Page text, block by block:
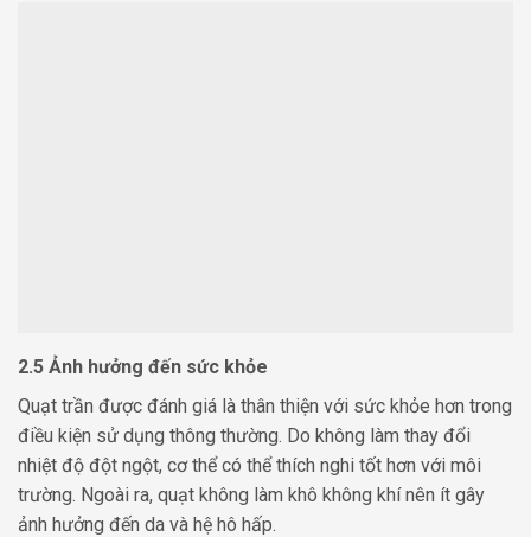
2.5 Ảnh hưởng đến sức khỏe
Quạt trần được đánh giá là thân thiện với sức khỏe hơn trong
điều kiện sử dụng thông thường. Do không làm thay đổi
nhiệt độ đột ngột, cơ thể có thể thích nghi tốt hơn với môi
trường. Ngoài ra, quạt không làm khô không khí nên ít gây
ảnh hưởng đến da và hệ hô hấp.